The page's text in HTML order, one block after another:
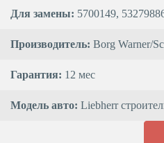
Для замены: 5700149,
Производитель: Borg Warner/
Гарантия: 12 мес
Модель авто: Liebherr